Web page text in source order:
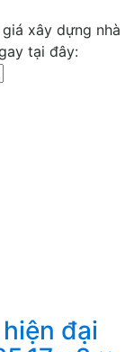
xây dựng nhà
tại đây:
đại